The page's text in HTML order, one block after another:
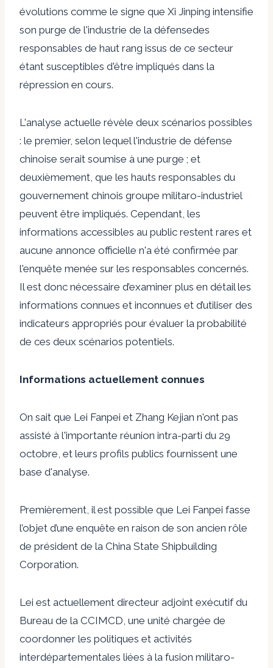
évolutions comme le signe que Xi Jinping intensifie
son purge de l'industrie de la défensedes
responsables de haut rang issus de ce secteur
étant susceptibles d'être impliqués dans la
répression en cours.
L'analyse actuelle révèle deux scénarios possibles
: le premier, selon lequel l'industrie de défense
chinoise serait soumise à une purge ; et
deuxièmement, que les hauts responsables du
gouvernement chinois groupe militaro-industriel
peuvent être impliqués. Cependant, les
informations accessibles au public restent rares et
aucune annonce officielle n'a été confirmée par
l'enquête menée sur les responsables concernés.
Il est donc nécessaire d’examiner plus en détail les
informations connues et inconnues et d’utiliser des
indicateurs appropriés pour évaluer la probabilité
de ces deux scénarios potentiels.
Informations actuellement connues
On sait que Lei Fanpei et Zhang Kejian n'ont pas
assisté à l'importante réunion intra-parti du 29
octobre, et leurs profils publics fournissent une
base d'analyse.
Premièrement, il est possible que Lei Fanpei fasse
l’objet d’une enquête en raison de son ancien rôle
de président de la China State Shipbuilding
Corporation.
Lei est actuellement directeur adjoint exécutif du
Bureau de la CCIMCD, une unité chargée de
coordonner les politiques et activités
interdépartementales liées à la fusion militaro-